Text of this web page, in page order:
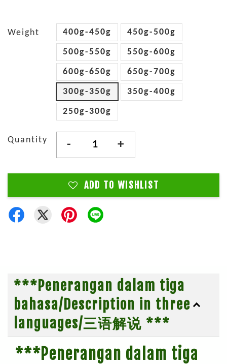
Weight 400g-450g 450g-500g
500g-550g 550g-600g
600g-650g 650g-700g
300g-350g 350g-400g
250g-300g
Quantity - +
ADD TO WISHLIST
***Penerangan dalam tiga
bahasa/Description in three
languages/三语解说 ***
***Penerangan dalam tiga